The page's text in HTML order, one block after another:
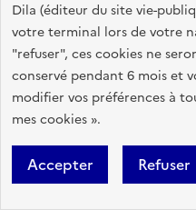
Dila (éditeur du site vie-
votre terminal lors de votre
"refuser", ces cookies ne
conservé pendant 6 mois et
modifier vos préférences à
mes cookies ».
Accepter Refuser
Utiliser nos contenus
Flux RSS
Travailler avec Vie publique
Glossaire